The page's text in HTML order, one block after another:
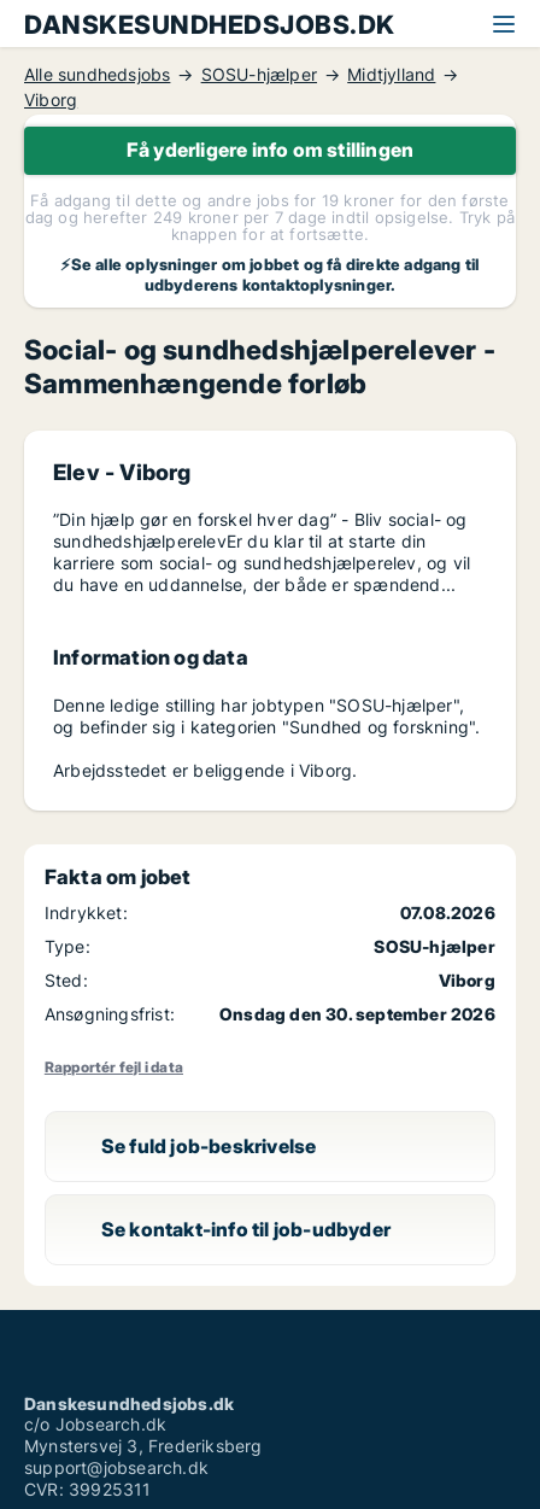
DANSKESUNDHEDSJOBS.DK
Alle sundhedsjobs SOSU-hjælper
Midtjylland
Viborg
Få yderligere info om stillingen
Få adgang til dette og andre jobs for 19 kroner for den første
dag og herefter 249 kroner per 7 dage indtil opsigelse. Tryk på
knappen for at fortsætte.
⚡Se alle oplysninger om jobbet og få direkte adgang til
udbyderens kontaktoplysninger.
Social- og sundhedshjælperelever -
Sammenhængende forløb
Elev -Viborg
”Din hjælp gør en forskel hver dag” - Bliv social- og
sundhedshjælperelevEr du klar til at starte din
karriere som social- og sundhedshjælperelev, og vil
du have en uddannelse, der både er spændend...
Information og data
Denne ledige stilling har jobtypen "SOSU-hjælper",
og befinder sig i kategorien "Sundhed og forskning".
Arbejdsstedet er beliggende i Viborg.
Fakta om jobet
Indrykket:
07.08.2026
Type:
SOSU-hjælper
Sted:
Viborg
Ansøgningsfrist:
Onsdag den 30. september 2026
Rapportér fejl i data
Se fuld job-beskrivelse
Se kontakt-info til job-udbyder
Danskesundhedsjobs.dk
c/o Jobsearch.dk
Mynstersvej 3, Frederiksberg
support@jobsearch.dk
CVR: 39925311